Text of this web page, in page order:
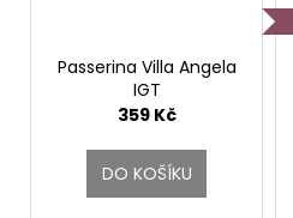
Passerina Villa Angela
IGT
Velenosi Vini
359 Kč
DO KOŠÍKU